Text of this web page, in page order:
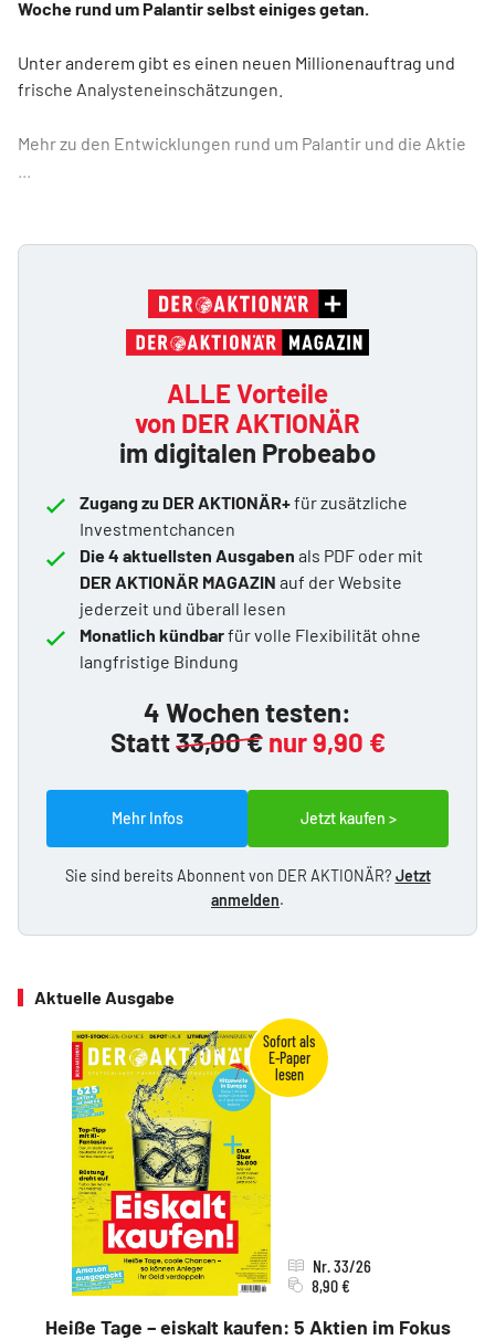
Woche rund um Palantir selbst einiges getan.
Unter anderem gibt es einen neuen Millionenauftrag und
frische Analysteneinschätzungen.
Mehr zu den Entwicklungen rund um Palantir und die Aktie
ALLE Vorteile
von DER AKTIONÄR
im digitalen Probeabo
Zugang zu DER AKTIONÄR+für zusätzliche
Investmentchancen
Die 4 aktuellsten Ausgaben als PDF oder mit
DER AKTIONÄR MAGAZIN auf der Website
jederzeit und überall lesen
Monatlich kündbarfür volle Flexibilität ohne
langfristige Bindung
4 Wochen testen:
Statt33,00 € nur 9,90 €
Mehr Infos Jetzt kaufen >
Sie sind bereits Abonnent von DER AKTIONÄR? Jetzt
anmelden.
Aktuelle Ausgabe
Heiße Tage – eiskalt kaufen: 5 Aktien im Fokus
Nr. 33/26
8,90 €